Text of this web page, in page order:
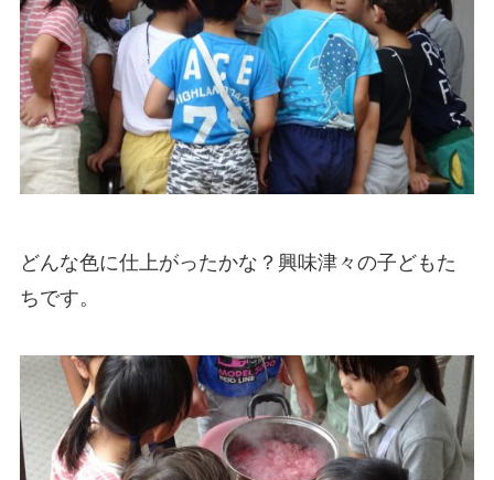
どんな色に仕上がったかな？興味津々の子どもた
ちです。